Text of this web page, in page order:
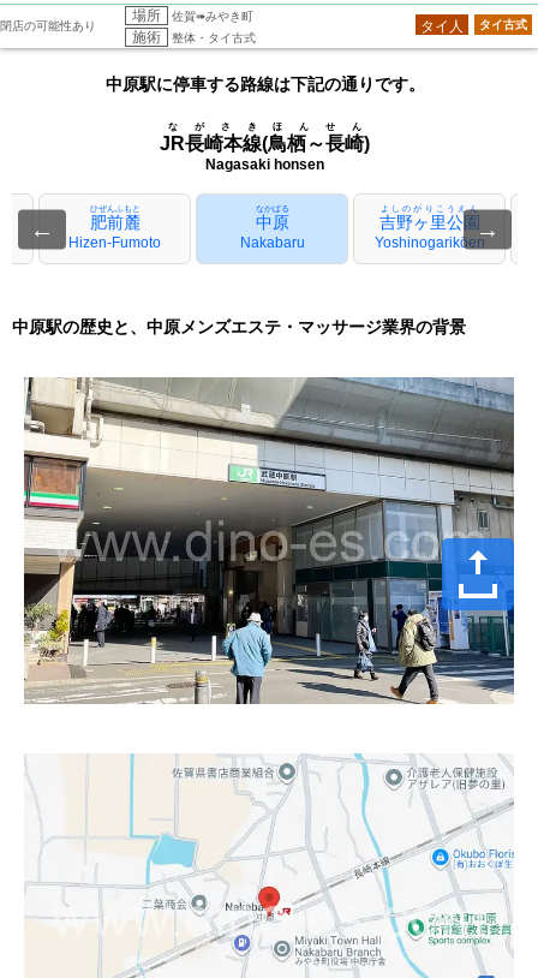
閉店の可能性あり
場所 佐賀➠みやき町
施術 整体・タイ古式
タイ古式
タイ人
中原駅に停車する路線は下記の通りです。
JR長崎本線(鳥栖～長崎)
ながさきほんせん
Nagasaki honsen
← 肥前麓
ひぜんふもと
Hizen-Fumoto
中原
なかばる
Nakabaru
吉野ヶ里公園
よしのがりこうえん
Yoshinogarikōen
→
中原駅の歴史と、中原メンズエステ・マッサージ業界の背景